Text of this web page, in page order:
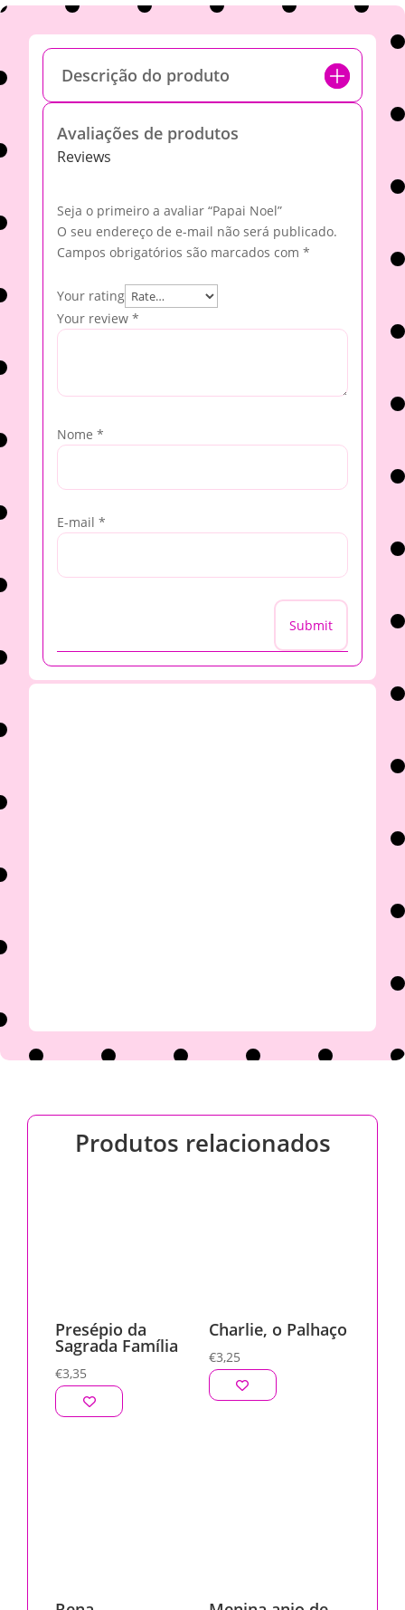
Descrição do produto
Avaliações de produtos
Reviews
Seja o primeiro a avaliar “Papai Noel”
O seu endereço de e-mail não será publicado.
Campos obrigatórios são marcados com *
Your rating
Your review *
Nome *
E-mail *
Submit
Produtos relacionados
Presépio da
Sagrada Família
€3,35
Charlie, o Palhaço
€3,25